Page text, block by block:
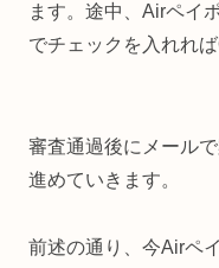
ます。途中、Airペイ
でチェックを入れれば
審査通過後にメール
進めていきます。
前述の通り、今Airペ